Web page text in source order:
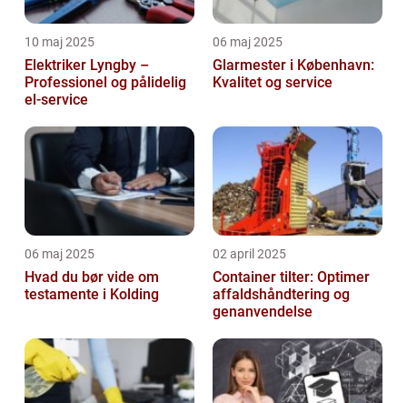
10 maj 2025
Elektriker Lyngby –
Professionel og pålidelig
el-service
06 maj 2025
Glarmester i København:
Kvalitet og service
06 maj 2025
Hvad du bør vide om
testamente i Kolding
02 april 2025
Container tilter: Optimer
affaldshåndtering og
genanvendelse